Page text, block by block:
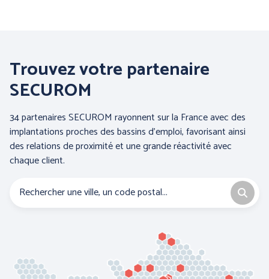
BLS A SOCIO UNICO
Trouvez votre partenaire
SECUROM
34 partenaires SECUROM rayonnent sur la France avec des
implantations proches des bassins d’emploi, favorisant ainsi
des relations de proximité et une grande réactivité avec
chaque client.